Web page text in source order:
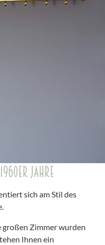
JAHRE
sich am Stil des
Zimmer wurden
Ihnen ein